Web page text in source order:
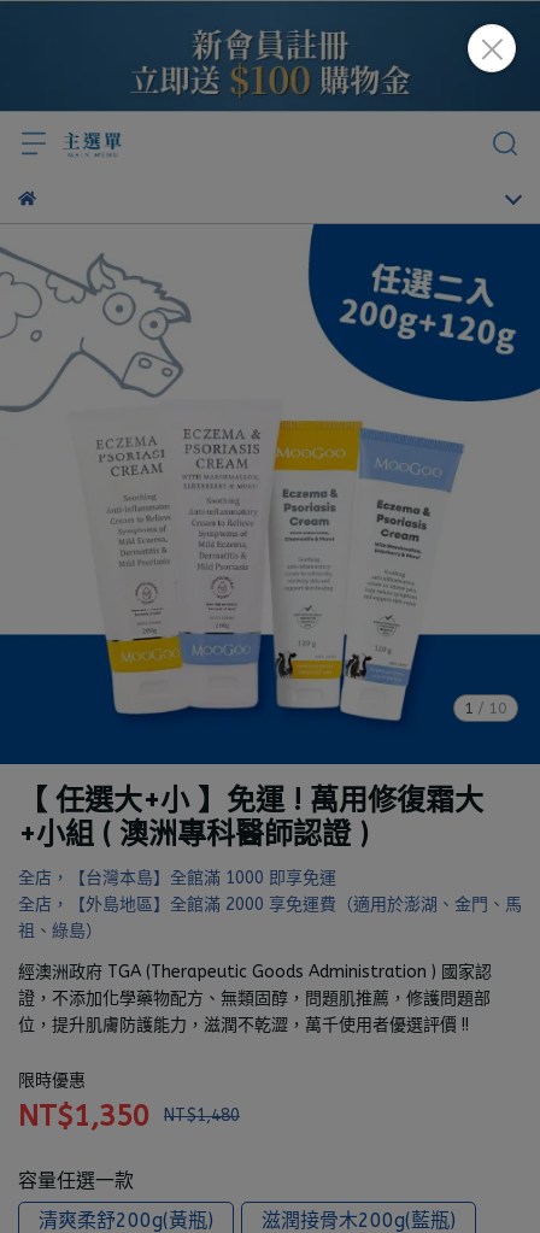
1 / 10
【 任選大+小 】免運 ! 萬用修復霜大
+小組 ( 澳洲專科醫師認證 )
全店，【台灣本島】全館滿 1000 即享免運
全店，【外島地區】全館滿 2000 享免運費（適用於澎湖、金門、馬
祖、綠島）
經澳洲政府 TGA (Therapeutic Goods Administration ) 國家認
證，不添加化學藥物配方、無類固醇，問題肌推薦，修護問題部
位，提升肌膚防護能力，滋潤不乾澀，萬千使用者優選評價 !!
限時優惠
NT$1,350 NT$1,480
容量任選一款
清爽柔舒200g(黃瓶)
滋潤接骨木200g(藍瓶)